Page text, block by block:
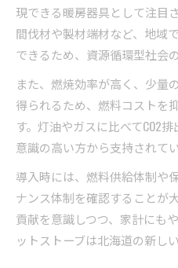
現できる暖房器具として注目
間伐材や製材端材など、地域
できるため、資源循環型社会
また、燃焼効率が高く、少量
得られるため、燃料コストを
す。灯油やガスに比べてCO2
意識の高い方から支持されてい
導入時には、燃料供給体制や
ナンス体制を確認することが
貢献を意識しつつ、家計にも
ットストーブは北海道の新し